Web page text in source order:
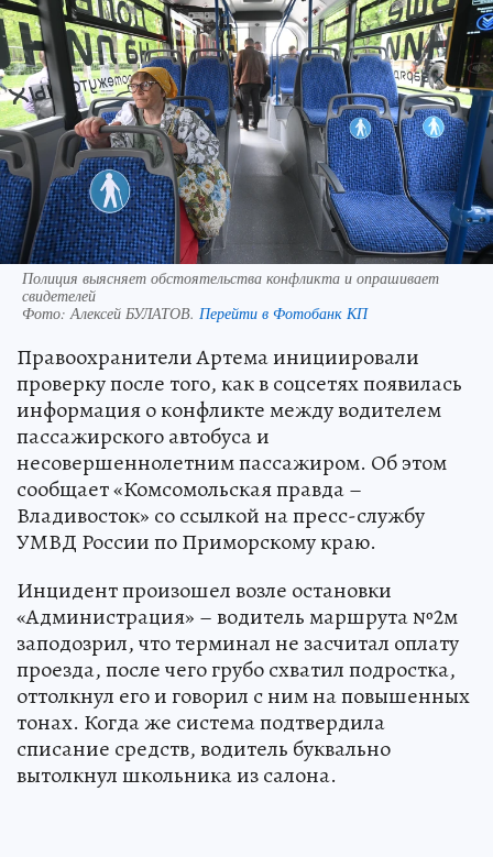
Полиция выясняет обстоятельства конфликта и опрашивает
свидетелей
Фото:Алексей БУЛАТОВ. Перейти в Фотобанк КП
Правоохранители Артема инициировали
проверку после того, как в соцсетях появилась
информация о конфликте между водителем
пассажирского автобуса и
несовершеннолетним пассажиром. Об этом
сообщает «Комсомольская правда –
Владивосток» со ссылкой на пресс-службу
УМВД России по Приморскому краю.
Инцидент произошел возле остановки
«Администрация» – водитель маршрута №2м
заподозрил, что терминал не засчитал оплату
проезда, после чего грубо схватил подростка,
оттолкнул его и говорил с ним на повышенных
тонах. Когда же система подтвердила
списание средств, водитель буквально
вытолкнул школьника из салона.